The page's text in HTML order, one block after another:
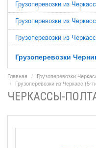
Грузоперевозки из
Грузоперевозки из
Грузоперевозки из
Грузоперевозки
Главная
Грузоперевозки
Грузоперевозки из Черкасс (5-
ЧЕРКАССЫ-